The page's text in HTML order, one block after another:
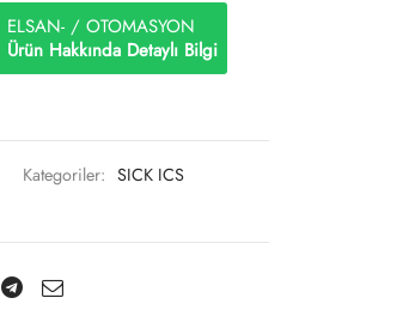
ELSAN- / OTOMASYON
Ürün Hakkında Detaylı Bilgi
Kategoriler: SICK ICS